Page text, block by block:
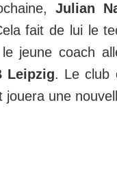
Julian
fait de lui le
jeune coach
Leipzig. Le club
jouera une